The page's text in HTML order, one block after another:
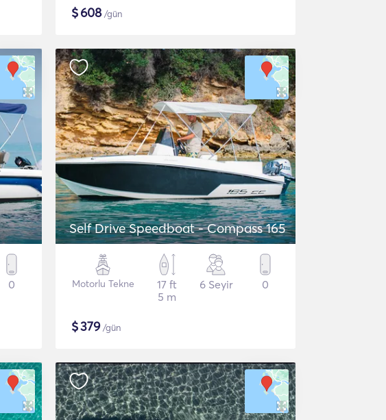
$608/gün
0
Self Drive Speedboat - Compass 165
Motorlu Tekne
17 ft
5 m
6 Seyir 0
$379/gün